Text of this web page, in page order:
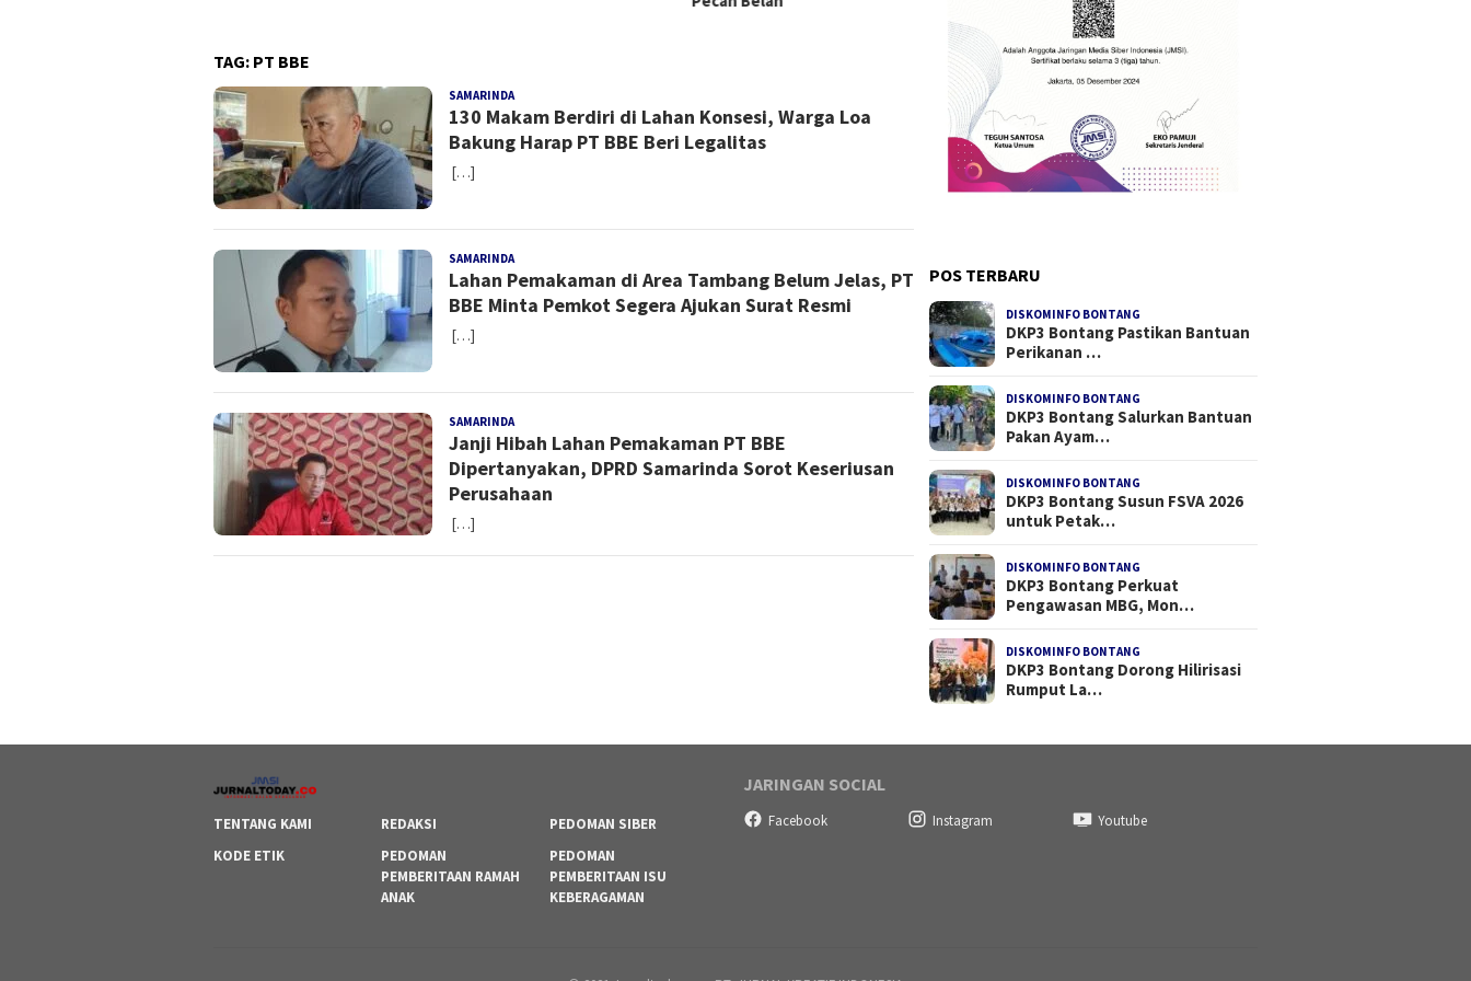
TAG: PT BBE
SAMARINDARedaksi
130 Makam Berdiri di Lahan Konsesi, Warga Loa
Bakung Harap PT BBE Beri Legalitas
[…]
SAMARINDARedaksi
Lahan Pemakaman di Area Tambang Belum Jelas, PT
BBE Minta Pemkot Segera Ajukan Surat Resmi
[…]
SAMARINDARedaksi
Janji Hibah Lahan Pemakaman PT BBE
Dipertanyakan, DPRD Samarinda Sorot Keseriusan
Perusahaan
[…]
POS TERBARU
DISKOMINFO BONTANG
DKP3 Bontang Pastikan Bantuan
Perikanan …
DISKOMINFO BONTANG
DKP3 Bontang Salurkan Bantuan
Pakan Ayam…
DISKOMINFO BONTANG
DKP3 Bontang Susun FSVA 2026
untuk Petak…
DISKOMINFO BONTANG
DKP3 Bontang Perkuat
Pengawasan MBG, Mon…
DISKOMINFO BONTANG
DKP3 Bontang Dorong Hilirisasi
Rumput La…
TENTANG KAMI REDAKSI
PEDOMAN SIBER
KODE ETIK
PEDOMAN
PEMBERITAAN RAMAH
ANAK
PEDOMAN
PEMBERITAAN ISU
KEBERAGAMAN
JARINGAN SOCIAL
Facebook Instagram Youtube